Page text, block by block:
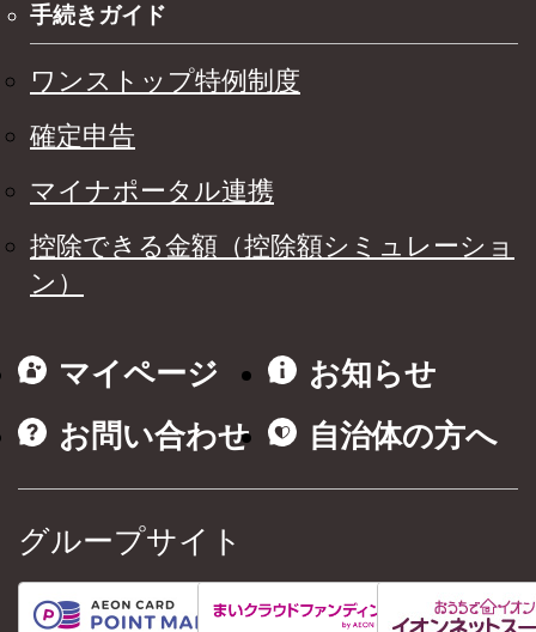
手続きガイド
ワンストップ特例制度
確定申告
マイナポータル連携
控除できる金額（控除額シミュレーショ
ン）
マイページ
お知らせ
お問い合わせ
自治体の方へ
グループサイト